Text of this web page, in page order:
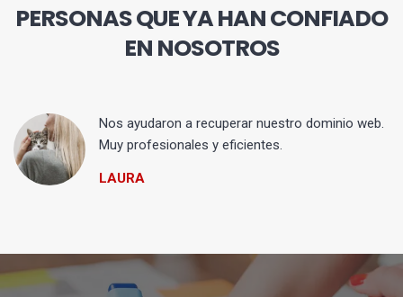
PERSONAS QUE YA HAN CONFIADO
EN NOSOTROS
Nos ayudaron a recuperar nuestro dominio web.
Muy profesionales y eficientes.
LAURA